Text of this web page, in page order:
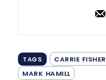
TAGS CARRIE FISHER
MARK HAMILL